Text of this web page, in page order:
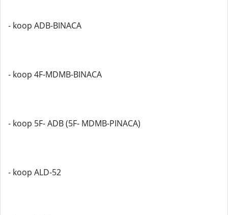
- koop ADB-BINACA
- koop 4F-MDMB-BINACA
- koop 5F- ADB (5F- MDMB-PINACA)
- koop ALD-52